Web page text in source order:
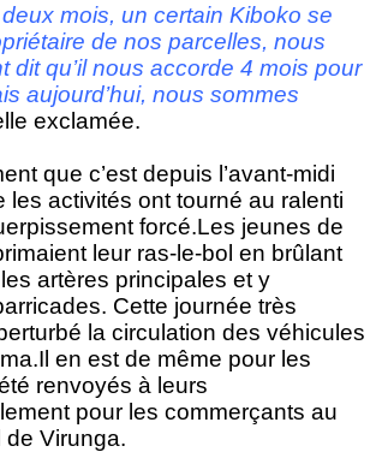
mois, un certain Kiboko se
de nos parcelles, nous
dit qu’il nous accorde 4 mois pour
aujourd’hui, nous sommes
exclamée.
que c’est depuis l’avant-midi
les activités ont tourné au ralenti
forcé.Les jeunes de
leur ras-le-bol en brûlant
artères principales et y
Cette journée très
la circulation des véhicules
en est de même pour les
renvoyés à leurs
pour les commerçants au
de Virunga.